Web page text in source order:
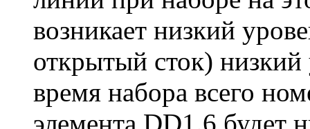
возникает низкий
открытый сток) низкий
время набора всего
элемента DD1.6 будет